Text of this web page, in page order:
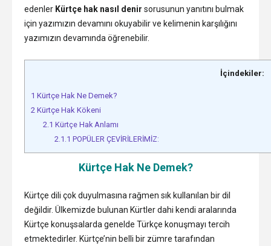
edenler Kürtçe hak nasıl denir sorusunun yanıtını bulmak
için yazımızın devamını okuyabilir ve kelimenin karşılığını
yazımızın devamında öğrenebilir.
İçindekiler:
1 Kürtçe Hak Ne Demek?
2 Kürtçe Hak Kökeni
2.1 Kürtçe Hak Anlamı
2.1.1 POPÜLER ÇEVİRİLERİMİZ:
Kürtçe Hak Ne Demek?
Kürtçe dili çok duyulmasına rağmen sık kullanılan bir dil
değildir. Ülkemizde bulunan Kürtler dahi kendi aralarında
Kürtçe konuşsalarda genelde Türkçe konuşmayı tercih
etmektedirler. Kürtçe’nin belli bir zümre tarafından